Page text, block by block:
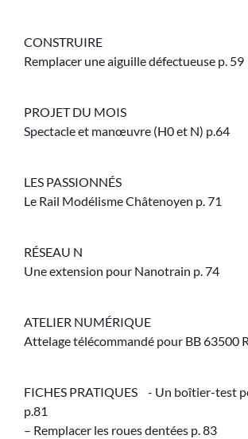
CONSTRUIRE
Remplacer une aiguille défectueuse p. 59
PROJET DU MOIS
Spectacle et manœuvre (H0 et N) p.64
LES PASSIONNÉS
Le Rail Modélisme Châtenoyen p. 71
RÉSEAU N
Une extension pour Nanotrain p. 74
ATELIER NUMÉRIQUE
Attelage télécommandé pour BB 63500
FICHES PRATIQUES - Un boîtier-test
p.81
– Remplacer les roues dentées p. 83